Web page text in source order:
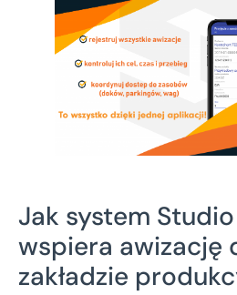
Jak system
wspiera awizację
zakładzie